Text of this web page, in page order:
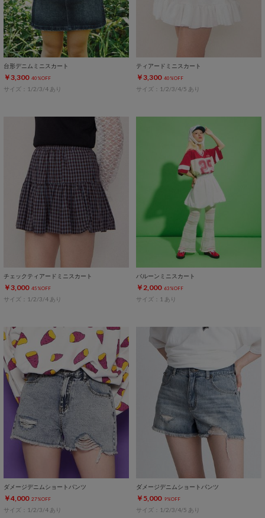
台形デニムミニスカート
￥3,300 40%OFF
サイズ：1/2/3/4 あり
ティアードミニスカート
￥3,300 40%OFF
サイズ：1/2/3/4/5 あり
チェックティアードミニスカート
￥3,000 45%OFF
サイズ：1/2/3/4 あり
バルーンミニスカート
￥2,000 63%OFF
サイズ：1 あり
ダメージデニムショートパンツ
￥4,000 27%OFF
サイズ：1/2/3/4 あり
ダメージデニムショートパンツ
￥5,000 9%OFF
サイズ：1/2/3/4/5 あり